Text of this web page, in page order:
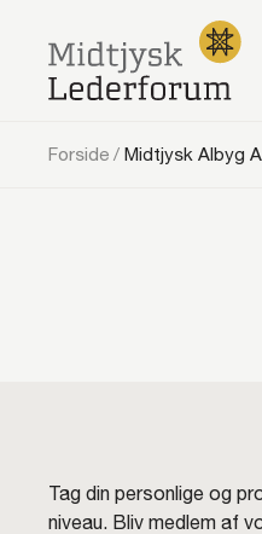
Forside / Midtjysk Albyg
Tag din personlige og
niveau. Bliv medlem af